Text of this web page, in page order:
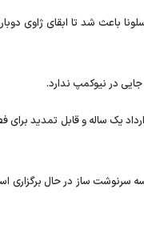
باعث شد تا ابقای ژاوی
در نیوکمپ ندارد.
یک ساله و قابل تمدید
سرنوشت ساز در حال برگزاری